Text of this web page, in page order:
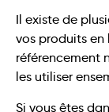
Il existe de
vos produits en
référencement
les utiliser
Si vous êtes